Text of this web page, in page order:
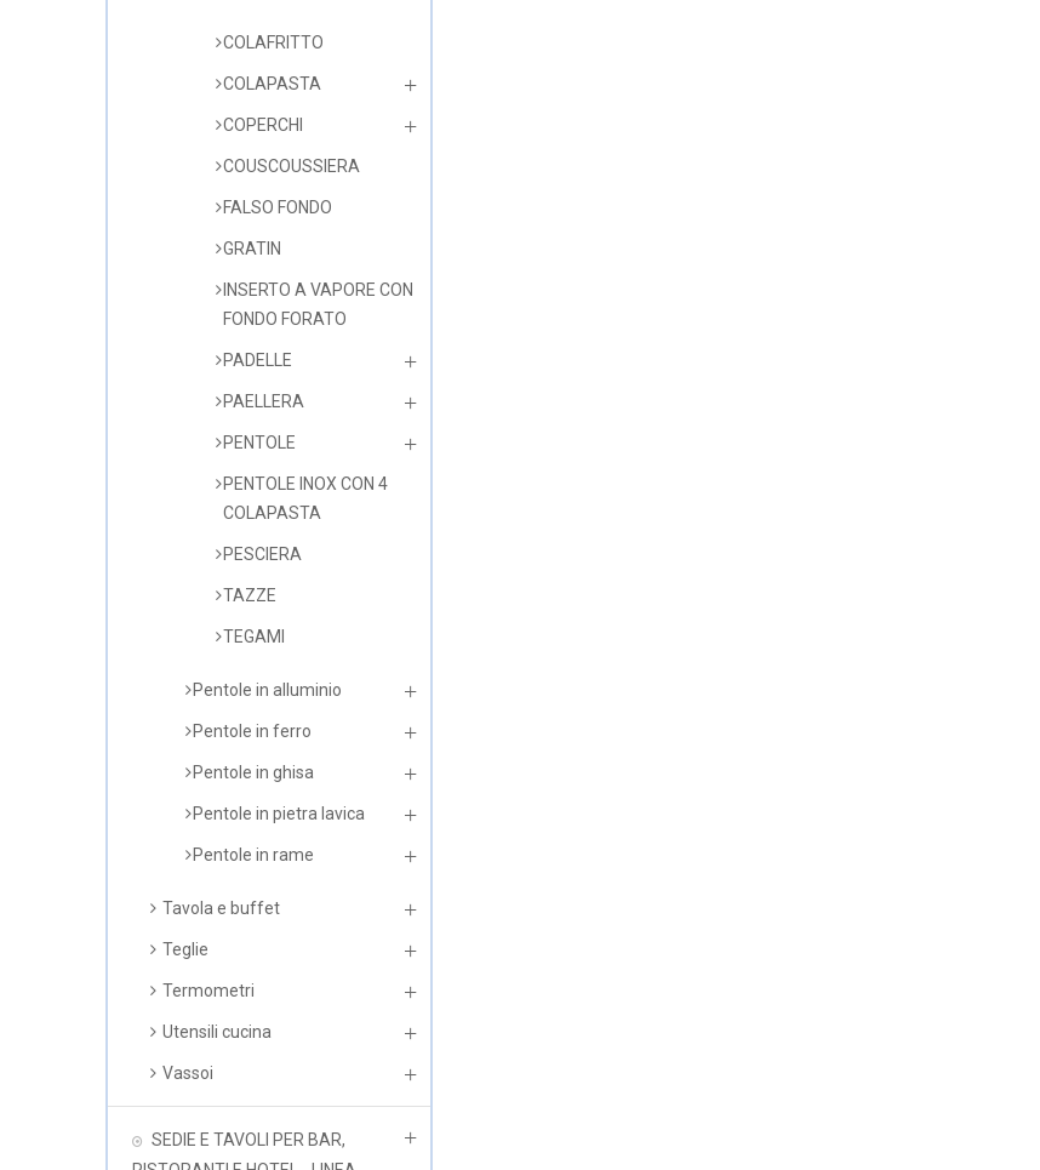
COLAFRITTO
COLAPASTA
COPERCHI
COUSCOUSSIERA
FALSO FONDO
GRATIN
INSERTO A VAPORE CON
FONDO FORATO
PADELLE
PAELLERA
PENTOLE
PENTOLE INOX CON 4
COLAPASTA
PESCIERA
TAZZE
TEGAMI
Pentole in alluminio
Pentole in ferro
Pentole in ghisa
Pentole in pietra lavica
Pentole in rame
Tavola e buffet
Teglie
Termometri
Utensili cucina
Vassoi
SEDIE E TAVOLI PER BAR,